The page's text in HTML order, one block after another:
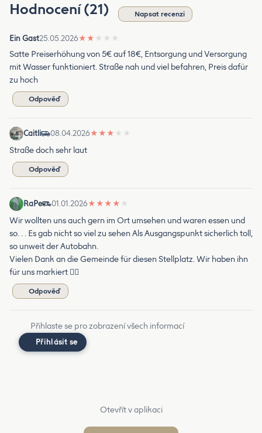
Hodnocení (21) Napsat recenzi
Ein Gast25.05.2026★ ★ ★ ★ ★
Satte Preiserhöhung von 5€ auf 18€, Entsorgung und Versorgung
mit Wasser funktioniert. Straße nah und viel befahren, Preis dafür
zu hoch
Odpověď
Caitli 08.04.2026★ ★ ★ ★ ★
Straße doch sehr laut
Odpověď
RaPe 01.01.2026★ ★ ★ ★ ★
Wir wollten uns auch gern im Ort umsehen und waren essen und
so. . . Es gab nicht so viel zu sehen Als Ausgangspunkt sicherlich toll,
so unweit der Autobahn.
Vielen Dank an die Gemeinde für diesen Stellplatz. Wir haben ihn
für uns markiert 👍🏻
Odpověď
Přihlaste se pro zobrazení všech informací
Přihlásit se
Otevřít v aplikaci